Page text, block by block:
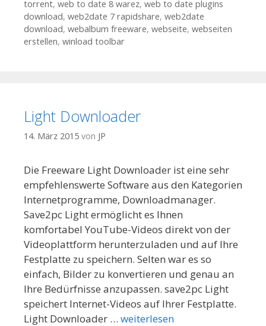
torrent, web to date 8 warez, web to date plugins
download, web2date 7 rapidshare, web2date
download, webalbum freeware, webseite, webseiten
erstellen, winload toolbar
Light Downloader
14. März 2015 von JP
Die Freeware Light Downloader ist eine sehr
empfehlenswerte Software aus den Kategorien
Internetprogramme, Downloadmanager.
Save2pc Light ermöglicht es Ihnen
komfortabel YouTube-Videos direkt von der
Videoplattform herunterzuladen und auf Ihre
Festplatte zu speichern. Selten war es so
einfach, Bilder zu konvertieren und genau an
Ihre Bedürfnisse anzupassen. save2pc Light
speichert Internet-Videos auf Ihrer Festplatte.
Light Downloader … weiterlesen